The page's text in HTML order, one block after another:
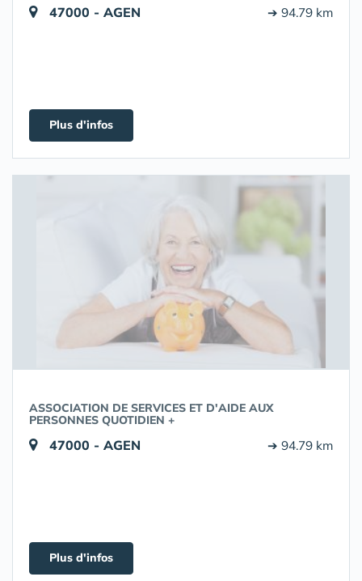
47000 - AGEN ➔ 94.79 km
Plus d'infos
ASSOCIATION DE SERVICES ET D'AIDE AUX
PERSONNES QUOTIDIEN +
47000 - AGEN ➔ 94.79 km
Plus d'infos